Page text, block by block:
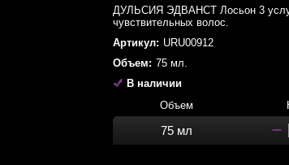
Оттеночные уходы
Парфюм
Паста
Пена
Пилинг
ДУЛЬСИЯ ЭДВАНСТ Лосьон 3
чувствительных волос.
Артикул: URU00912
Объем: 75 мл.
В наличии
Объем
75 мл